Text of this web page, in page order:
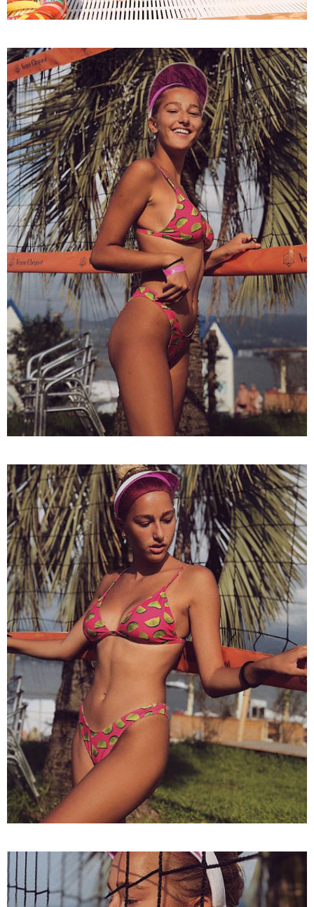
18:51 / 08-08-2026
"ზურგს უკან ლაჩრულად მომეპარნენ და თავს
დამესხნენ - ასფალტზე თავი მრავალჯერ
დამარტყმევინეს, მირტყეს მუშტები" - რას ჰყვება
კურიერი, რომელსაც არასრულწლოვანები სასტიკად
გაუსწორდნენ?
"დასავლეთმა საქართველო ჩვენ წინააღმდეგ
გეოპოლიტიკური ბრძოლის უგუნურ იარაღად
გამოიყენა" - დიმიტრი მედვედევი
21:17 / 08-08-2026
აშშ-მა საქართველოში
დაფუძნებული კრიპტოკომპანია
დაასანქცირა
16:41 / 08-08-2026
"კაპროვანში ზღვამ კიდევ ერთი
ჭურვი გამორიყა, ადგილზე
მობილიზებულია პოლიცია და
სამაშველო" - რას წერს და რა
კადრებს აქვეყნებს თათია
ნიკოლაშვილი?
12:18 / 08-08-2026
"რუსეთმა განახორციელა
საქართველოს ტერიტორიების
20%-ის ოკუპაცია და
სააკაშვილის, მისი რეჟიმის
ღალატი ვერანაირად ვერ
გადაფარავს ამ დანაშაულს" -
13:16 / 08-08-2026
"ძალიან ბევრ ინფორმაციას
ვიღებთ ხალხისგან" - რას წერს
ადვოკატი ტარიელ კაკაბაძე